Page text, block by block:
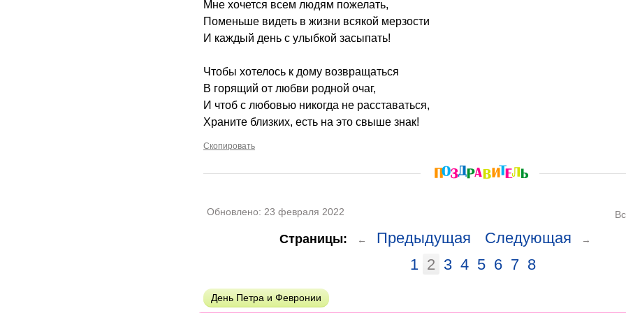
Мне хочется всем людям пожелать,
Поменьше видеть в жизни всякой мерзости
И каждый день с улыбкой засыпать!
Чтобы хотелось к дому возвращаться
В горящий от любви родной очаг,
И чтоб с любовью никогда не расставаться,
Храните близких, есть на это свыше знак!
Скопировать
Обновлено: 23 февраля 2022
Страницы: ← Предыдущая Следующая →
1 2 3 4 5 6 7 8
День Петра и Февронии